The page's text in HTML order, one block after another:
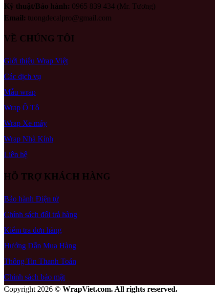
Kỹ thuật/Bảo hành: 0965 839 434 (Mr. Tương)
Email: tuongdecalpro@gmail.com
VỀ CHÚNG TÔI
Giới thiệu Wrap Việt
Các dịch vụ
Mẫu wrap
Wrap Ô Tô
Wrap Xe máy
Wrap Nhà Kính
Liên hệ
HỖ TRỢ KHÁCH HÀNG
Bảo hành Điện tử
Chính sách đổi trả hàng
Kiểm tra đơn hàng
Hướng Dẫn Mua Hàng
Thông Tin Thanh Toán
Chính sách bảo mật
Copyright 2026 © WrapViet.com. All rights reserved.